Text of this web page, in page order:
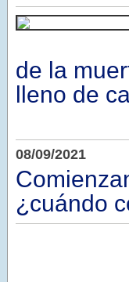
de la
lleno de
08/09/2021
¿cuándo